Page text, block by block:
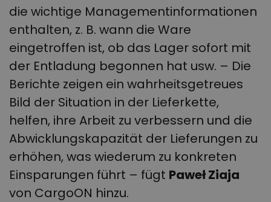
die wichtige Managementinformationen
enthalten, z. B. wann die Ware
eingetroffen ist, ob das Lager sofort mit
der Entladung begonnen hat usw. – Die
Berichte zeigen ein wahrheitsgetreues
Bild der Situation in der Lieferkette,
helfen, ihre Arbeit zu verbessern und die
Abwicklungskapazität der Lieferungen zu
erhöhen, was wiederum zu konkreten
Einsparungen führt – fügt Paweł Ziaja
von CargoON hinzu.